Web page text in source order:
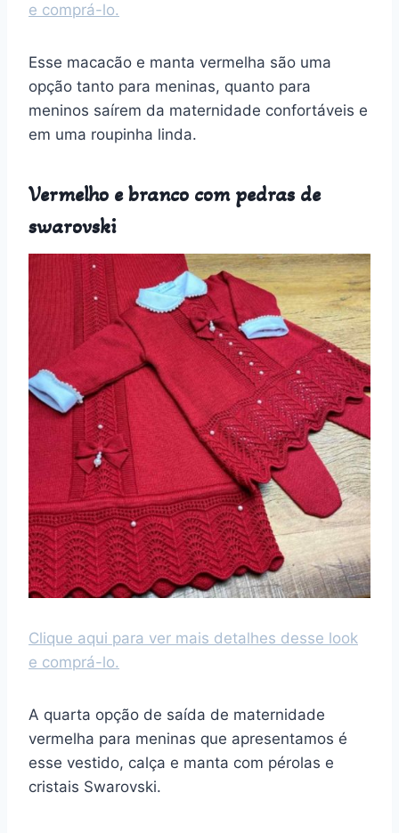
e comprá-lo.
Esse macacão e manta vermelha são uma
opção tanto para meninas, quanto para
meninos saírem da maternidade confortáveis e
em uma roupinha linda.
Vermelho e branco com pedras de
swarovski
Clique aqui para ver mais detalhes desse look
e comprá-lo.
A quarta opção de saída de maternidade
vermelha para meninas que apresentamos é
esse vestido, calça e manta com pérolas e
cristais Swarovski.